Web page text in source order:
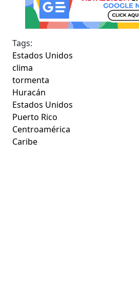
Tags:
Estados Unidos
clima
tormenta
Huracán
Estados Unidos
Puerto Rico
Centroamérica
Caribe